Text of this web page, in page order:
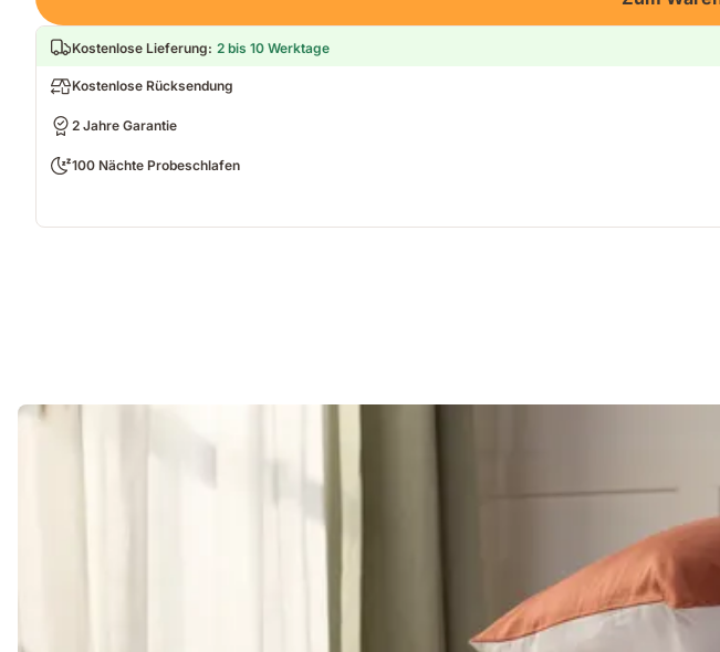
Kostenlose Lieferung: 2 bis 10 Werktage
Kostenlose Rücksendung
2 Jahre Garantie
100 Nächte Probeschlafen